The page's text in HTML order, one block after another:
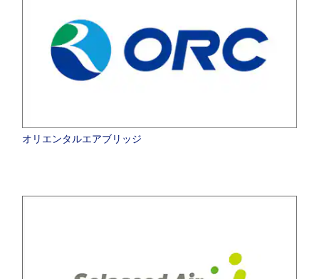
オリエンタルエアブリッジ